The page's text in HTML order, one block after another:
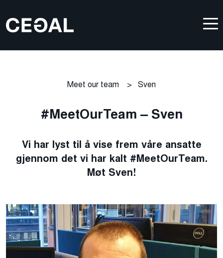
Meet our team > Sven
#MeetOurTeam – Sven
Vi har lyst til å vise frem våre ansatte
gjennom det vi har kalt #MeetOurTeam.
Møt Sven!